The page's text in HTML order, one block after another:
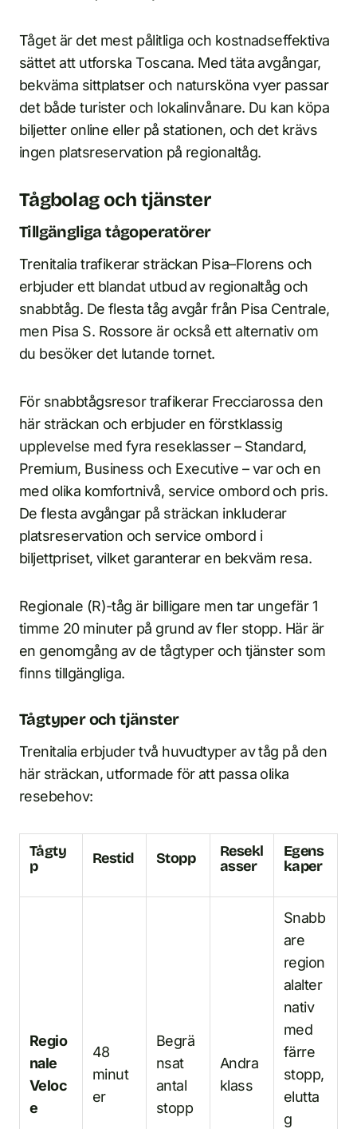
Tåget är det mest pålitliga och kostnadseffektiva
sättet att utforska Toscana. Med täta avgångar,
bekväma sittplatser och natursköna vyer passar
det både turister och lokalinvånare. Du kan köpa
biljetter online eller på stationen, och det krävs
ingen platsreservation på regionaltåg.
Tågbolag och tjänster
Tillgängliga tågoperatörer
Trenitalia trafikerar sträckan Pisa–Florens och
erbjuder ett blandat utbud av regionaltåg och
snabbtåg. De flesta tåg avgår från Pisa Centrale,
men Pisa S. Rossore är också ett alternativ om
du besöker det lutande tornet.
För snabbtågsresor trafikerar Frecciarossa den
här sträckan och erbjuder en förstklassig
upplevelse med fyra reseklasser – Standard,
Premium, Business och Executive – var och en
med olika komfortnivå, service ombord och pris.
De flesta avgångar på sträckan inkluderar
platsreservation och service ombord i
biljettpriset, vilket garanterar en bekväm resa.
Regionale (R)-tåg är billigare men tar ungefär 1
timme 20 minuter på grund av fler stopp. Här är
en genomgång av de tågtyper och tjänster som
finns tillgängliga.
Tågtyper och tjänster
Trenitalia erbjuder två huvudtyper av tåg på den
här sträckan, utformade för att passa olika
resebehov:
Tågty
p
Restid Stopp
Resekl
asser
Egens
kaper
Regio
nale
Veloc
e
48
minut
er
Begrä
nsat
antal
stopp
Andra
klass
Snabb
are
region
alalter
nativ
med
färre
stopp,
elutta
g